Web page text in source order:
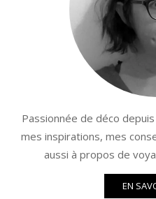
Passionnée de déco
mes inspirations, mes
aussi à propos de
EN